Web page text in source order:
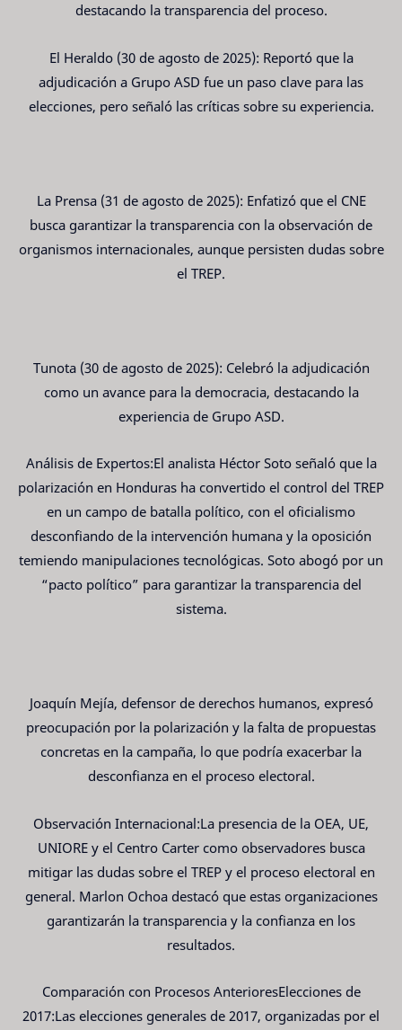
destacando la transparencia del proceso.
El Heraldo (30 de agosto de 2025): Reportó que la
adjudicación a Grupo ASD fue un paso clave para las
elecciones, pero señaló las críticas sobre su experiencia.
La Prensa (31 de agosto de 2025): Enfatizó que el CNE
busca garantizar la transparencia con la observación de
organismos internacionales, aunque persisten dudas sobre
el TREP.
Tunota (30 de agosto de 2025): Celebró la adjudicación
como un avance para la democracia, destacando la
experiencia de Grupo ASD.
Análisis de Expertos:El analista Héctor Soto señaló que la
polarización en Honduras ha convertido el control del TREP
en un campo de batalla político, con el oficialismo
desconfiando de la intervención humana y la oposición
temiendo manipulaciones tecnológicas. Soto abogó por un
“pacto político” para garantizar la transparencia del
sistema.
Joaquín Mejía, defensor de derechos humanos, expresó
preocupación por la polarización y la falta de propuestas
concretas en la campaña, lo que podría exacerbar la
desconfianza en el proceso electoral.
Observación Internacional:La presencia de la OEA, UE,
UNIORE y el Centro Carter como observadores busca
mitigar las dudas sobre el TREP y el proceso electoral en
general. Marlon Ochoa destacó que estas organizaciones
garantizarán la transparencia y la confianza en los
resultados.
Comparación con Procesos AnterioresElecciones de
2017:Las elecciones generales de 2017, organizadas por el